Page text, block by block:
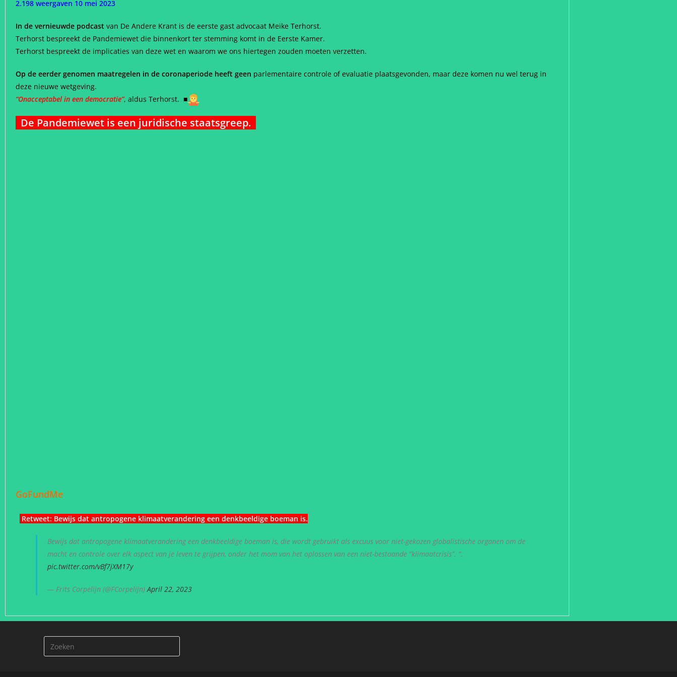
2.198 weergaven 10 mei 2023
In de vernieuwde podcast van De Andere Krant is de eerste gast advocaat Meike Terhorst.
Terhorst bespreekt de Pandemiewet die binnenkort ter stemming komt in de Eerste Kamer.
Terhorst bespreekt de implicaties van deze wet en waarom we ons hiertegen zouden moeten verzetten.
Op de eerder genomen maatregelen in de coronaperiode heeft geen parlementaire controle of evaluatie plaatsgevonden, maar deze komen nu wel terug in
deze nieuwe wetgeving.
“Onacceptabel in een democratie”, aldus Terhorst. ■
De Pandemiewet is een juridische staatsgreep.
GoFundMe
Retweet: Bewijs dat antropogene klimaatverandering een denkbeeldige boeman is.
Bewijs dat antropogene klimaatverandering een denkbeeldige boeman is, die wordt gebruikt als excuus voor niet-gekozen globalistische organen om de
macht en controle over elk aspect van je leven te grijpen, onder het mom van het oplossen van een niet-bestaande “klimaatcrisis”. “.
pic.twitter.com/vBf7jXM17y
— Frits Corpelijn (@FCorpelijn)April 22, 2023